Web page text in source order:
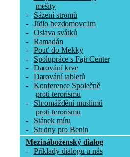
mešity
-
Sázení stromů
-
Jídlo bezdomovcům
-
Oslava svátků
-
Ramadán
-
Pouť do Mekky
-
Spolupráce s Fajr Center
-
Darování krve
-
Darování tabletů
-
Konference Společně
proti terorismu
-
Shromáždění muslimů
proti terorismu
-
Stánek míru
-
Studny pro Benin
Mezináboženský dialog
-
Příklady dialogu u nás